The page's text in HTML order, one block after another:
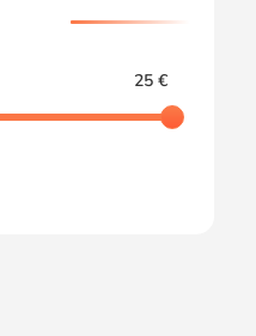
25 €